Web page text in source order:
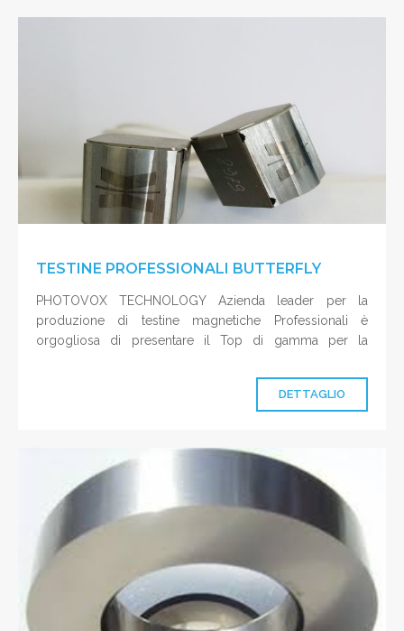
TESTINE PROFESSIONALI BUTTERFLY
PHOTOVOX TECHNOLOGY Azienda leader per la
produzione di testine magnetiche Professionali è
orgogliosa di presentare il Top di gamma per la
DETTAGLIO